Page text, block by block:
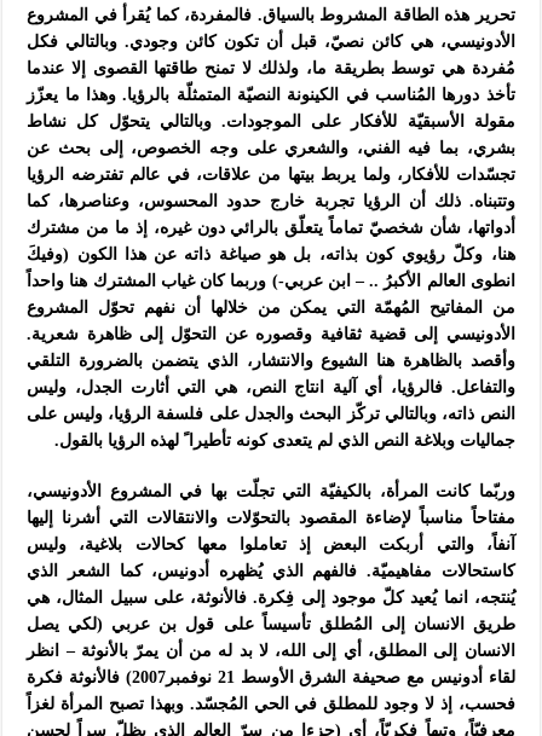
تحرير هذه الطاقة المشروط بالسياق. فالمفردة، كما يُقرأ في المشروع
الأدونيسي، هي كائن نصيّ، قبل أن تكون كائن وجودي. وبالتالي فكل
مُفردة هي توسط بطريقة ما، ولذلك لا تمنح طاقتها القصوى إلا عندما
تأخذ دورها المُناسب في الكينونة النصيّة المتمثلّة بالرؤيا. وهذا ما يعزّز
مقولة الأسبقيّة للأفكار على الموجودات. وبالتالي يتحوّل كل نشاط
بشري، بما فيه الفني، والشعري على وجه الخصوص، إلى بحث عن
تجسّدات للأفكار، ولما يربط بيتها من علاقات، في عالم تفترضه الرؤيا
وتتبناه. ذلك أن الرؤيا تجربة خارج حدود المحسوس، وعناصرها، كما
أدواتها، شأن شخصيّ تماماً يتعلّق بالرائي دون غيره، إذ ما من مشترك
هنا، وكلّ رؤيوي كون بذاته، بل هو صياغة ذاته عن هذا الكون (وفيكَ
انطوى العالم الأكبرُ .. – ابن عربي-) وربما كان غياب المشترك هنا واحداً
من المفاتيح المُهمّة التي يمكن من خلالها أن نفهم تحوّل المشروع
الأدونيسي إلى قضية ثقافية وقصوره عن التحوّل إلى ظاهرة شعرية.
وأقصد بالظاهرة هنا الشيوع والانتشار، الذي يتضمن بالضرورة التلقي
والتفاعل. فالرؤيا، أي آلية انتاج النص، هي التي أثارت الجدل، وليس
النص ذاته، وبالتالي تركّز البحث والجدل على فلسفة الرؤيا، وليس على
جماليات وبلاغة النص الذي لم يتعدى كونه تأطيرا ً لهذه الرؤيا بالقول.
وربّما كانت المرأة، بالكيفيّة التي تجلّت بها في المشروع الأدونيسي،
مفتاحاً مناسباً لإضاءة المقصود بالتحوّلات والانتقالات التي أشرنا إليها
آنفاً، والتي أربكت البعض إذ تعاملوا معها كحالات بلاغية، وليس
كاستحالات مفاهيميّة. فالفهم الذي يُظهره أدونيس، كما الشعر الذي
يُنتجه، انما يُعيد كلّ موجود إلى فِكرة. فالأنوثة، على سبيل المثال، هي
طريق الانسان إلى المُطلق تأسيساً على قول بن عربي (لكي يصل
الانسان إلى المطلق، أي إلى الله، لا بد له من أن يمرّ بالأنوثة – انظر
لقاء أدونيس مع صحيفة الشرق الأوسط 21 نوفمبر2007) فالأنوثة فكرة
فحسب، إذ لا وجود للمطلق في الحي المُجسّد. وبهذا تصبح المرأة لغزاً
معرفيّاً، وتيهاً فكريّاً، أي (جزءا من سرّ العالم الذي يظلّ سراً لحسن